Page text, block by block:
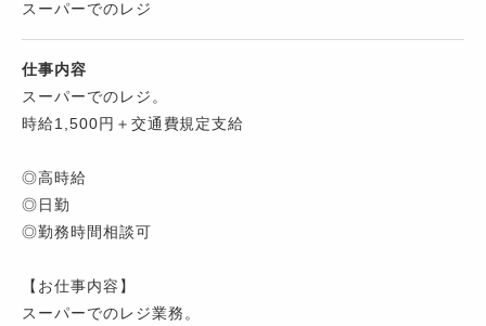
スーパーでのレジ
仕事内容
スーパーでのレジ。
時給1,500円＋交通費規定支給
◎高時給
◎日勤
◎勤務時間相談可
【お仕事内容】
スーパーでのレジ業務。